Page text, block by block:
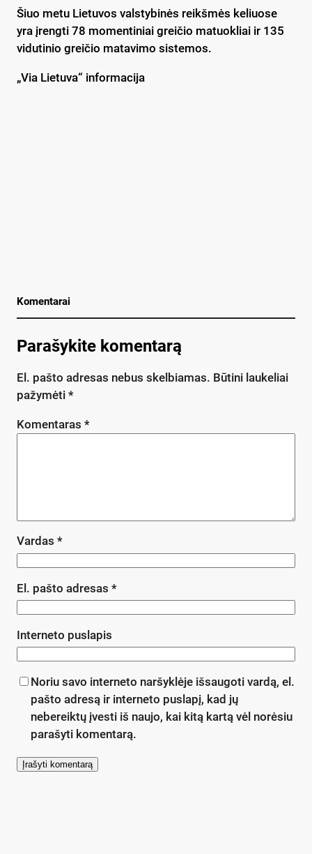
Šiuo metu Lietuvos valstybinės reikšmės keliuose
yra įrengti 78 momentiniai greičio matuokliai ir 135
vidutinio greičio matavimo sistemos.
„Via Lietuva“ informacija
Komentarai
Parašykite komentarą
El. pašto adresas nebus skelbiamas. Būtini laukeliai
pažymėti *
Komentaras *
Vardas *
El. pašto adresas *
Interneto puslapis
Noriu savo interneto naršyklėje išsaugoti vardą, el.
pašto adresą ir interneto puslapį, kad jų
nebereiktų įvesti iš naujo, kai kitą kartą vėl norėsiu
parašyti komentarą.